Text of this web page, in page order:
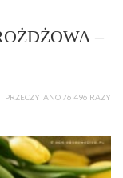
–
PRZECZYTANO 76 496 RAZY